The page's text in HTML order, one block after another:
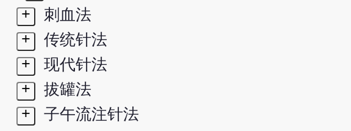
+
刺血法
+
传统针法
+
现代针法
+
拔罐法
+
子午流注针法